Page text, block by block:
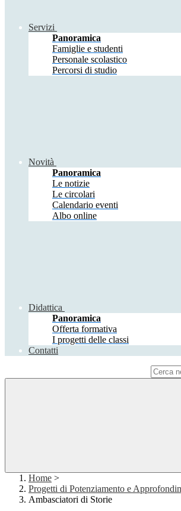
Servizi
Panoramica
Famiglie e studenti
Personale scolastico
Percorsi di studio
Novità
Panoramica
Le notizie
Le circolari
Calendario eventi
Albo online
Didattica
Panoramica
Offerta formativa
I progetti delle classi
Contatti
Home >
Progetti di Potenziamento e
Ambasciatori di Storie